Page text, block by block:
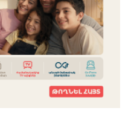
հավելվածը
ում շրջանցել է
ը
1 օր առաջ
ոչնչացվել է
թռչող սարք